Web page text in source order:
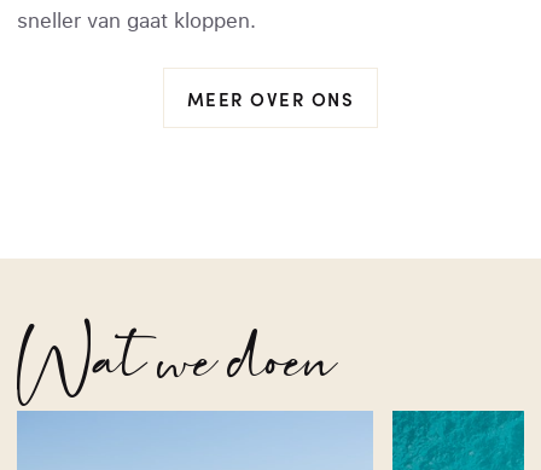
sneller van gaat kloppen.
MEER OVER ONS
Wat we doen